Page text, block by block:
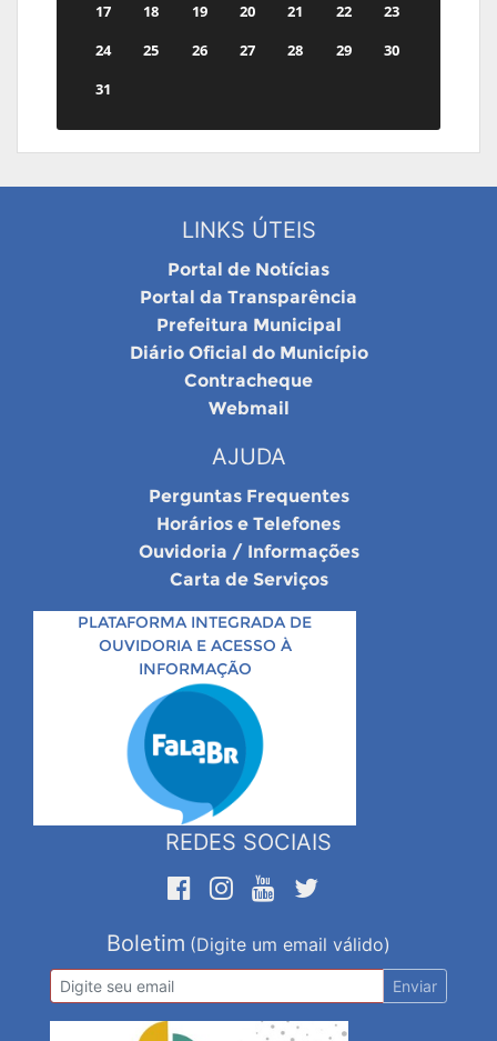
17
18 19 20 21 22
23
24
25 26 27 28 29
30
31
LINKS ÚTEIS
Portal de Notícias
Portal da Transparência
Prefeitura Municipal
Diário Oficial do Município
Contracheque
Webmail
AJUDA
Perguntas Frequentes
Horários e Telefones
Ouvidoria / Informações
Carta de Serviços
PLATAFORMA INTEGRADA DE
OUVIDORIA E ACESSO À
INFORMAÇÃO
REDES SOCIAIS
Boletim (Digite um email válido)
Enviar